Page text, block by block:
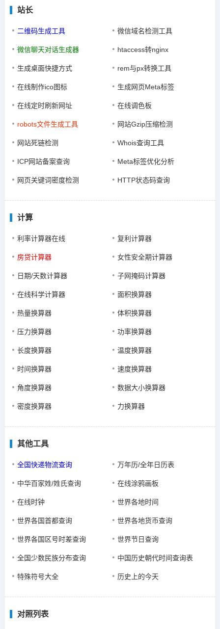
站长
二维码生成工具 微信域名检测工具
微信聊天对话生成器 htaccess转nginx
生成桌面快捷方式 rem与px转换工具
在线制作ico图标 生成网页Meta标签
在线定时刷新网址 在线调色板
robots文件生成工具 网站Gzip压缩检测
网站死链检测 Whois查询工具
ICP网站备案查询 Meta标签优化分析
网页关键词密度检测 HTTP状态码查询
计算
利率计算器在线 复利计算器
房贷计算器 女性安全期计算器
日期/天数计算器 子网掩码计算器
在线科学计算器 面积换算器
热量换算器 体积换算器
压力换算器 功率换算器
长度换算器 温度换算器
时间换算器 速度换算器
角度换算器 数据大小换算器
密度换算器 力换算器
其他工具
全国快递物流查询 万年历/全年日历表
中华百家姓/姓氏查询 在线涂鸦画板
在线时钟 世界各地时间
世界各国首都查询 世界各地货币查询
世界各国区号时差查询 世界节日查询
全国少数民族分布查询 中国历史朝代时间查询表
特殊符号大全 历史上的今天
对照列表